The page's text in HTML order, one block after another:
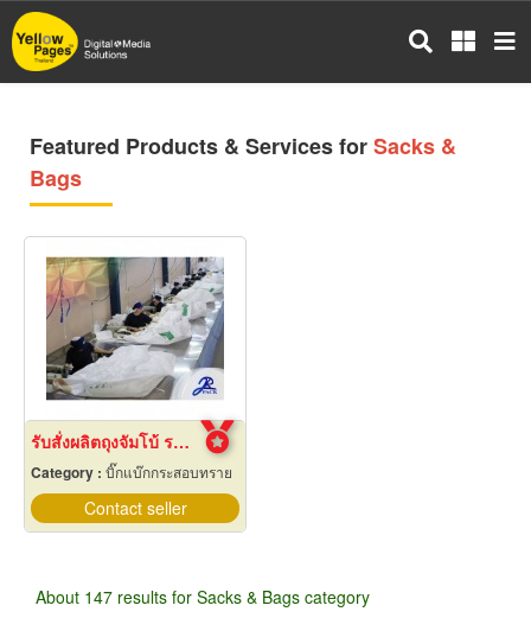
Skip
to
main
Featured Products & Services forSacks &
Bags
รับสั่งผลิตถุงจัมโบ้ ราคาโรงงาน
Category : บิ๊กแบ๊กกระสอบทราย
Contact seller
About 147 results for Sacks & Bags category